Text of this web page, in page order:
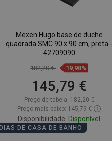
Mexen Hugo base de duche
quadrada SMC 90 x 90 cm, preta -
42709090
182,20 € -19,98%
145,79 €
Preço de tabela: 182,20 €
Preço mais baixo: 145,79 €
Disponibilidade: Disponível
DIAS DE CASA DE BANHO